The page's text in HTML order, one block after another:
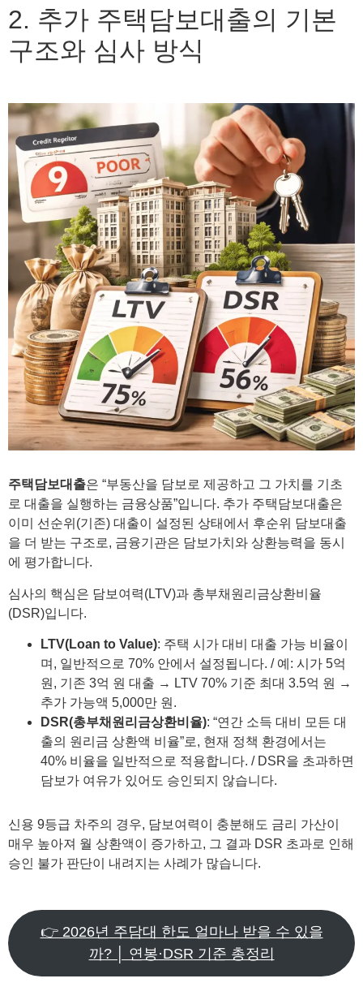
2. 추가 주택담보대출의 기본
구조와 심사 방식
주택담보대출은 “부동산을 담보로 제공하고 그 가치를 기초
로 대출을 실행하는 금융상품”입니다. 추가 주택담보대출은
이미 선순위(기존) 대출이 설정된 상태에서 후순위 담보대출
을 더 받는 구조로, 금융기관은 담보가치와 상환능력을 동시
에 평가합니다.
심사의 핵심은 담보여력(LTV)과 총부채원리금상환비율
(DSR)입니다.
LTV(Loan to Value): 주택 시가 대비 대출 가능 비율이
며, 일반적으로 70% 안에서 설정됩니다. / 예: 시가 5억
원, 기존 3억 원 대출 → LTV 70% 기준 최대 3.5억 원 →
추가 가능액 5,000만 원.
DSR(총부채원리금상환비율): “연간 소득 대비 모든 대
출의 원리금 상환액 비율”로, 현재 정책 환경에서는
40% 비율을 일반적으로 적용합니다. / DSR을 초과하면
담보가 여유가 있어도 승인되지 않습니다.
신용 9등급 차주의 경우, 담보여력이 충분해도 금리 가산이
매우 높아져 월 상환액이 증가하고, 그 결과 DSR 초과로 인해
승인 불가 판단이 내려지는 사례가 많습니다.
👉 2026년 주담대 한도 얼마나 받을 수 있을
까? │ 연봉·DSR 기준 총정리